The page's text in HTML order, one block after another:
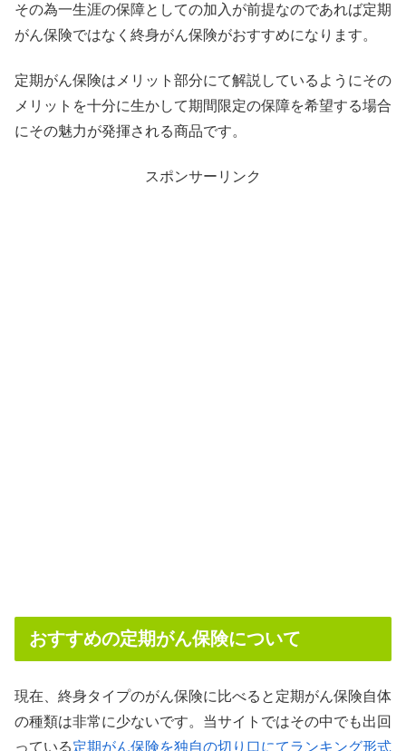
その為一生涯の保障としての加入が前提なのであれば定期
がん保険ではなく終身がん保険がおすすめになります。
定期がん保険はメリット部分にて解説しているようにその
メリットを十分に生かして期間限定の保障を希望する場合
にその魅力が発揮される商品です。
スポンサーリンク
おすすめの定期がん保険について
現在、終身タイプのがん保険に比べると定期がん保険自体
の種類は非常に少ないです。当サイトではその中でも出回
っている定期がん保険を独自の切り口にてランキング形式